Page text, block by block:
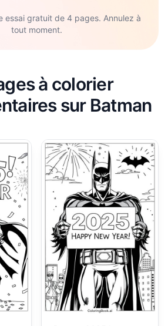
essai gratuit de 4 pages. Annulez à
tout moment.
à colorier
sur Batman